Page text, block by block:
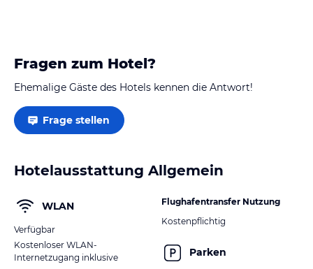
Fragen zum Hotel?
Ehemalige Gäste des Hotels kennen die Antwort!
Frage stellen
Hotelausstattung Allgemein
WLAN
Verfügbar
Kostenloser WLAN-
Internetzugang inklusive
Flughafentransfer Nutzung
Kostenpflichtig
Parken